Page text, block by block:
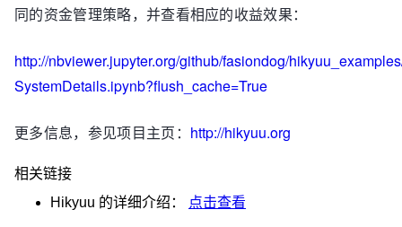
同的资金管理策略，并查看相应的收益效果：
http://nbviewer.jupyter.org/github/fasiondog/
SystemDetails.ipynb?flush_cache=True
更多信息，参见项目主页： http://hikyuu.org
相关链接
Hikyuu 的详细介绍： 点击查看